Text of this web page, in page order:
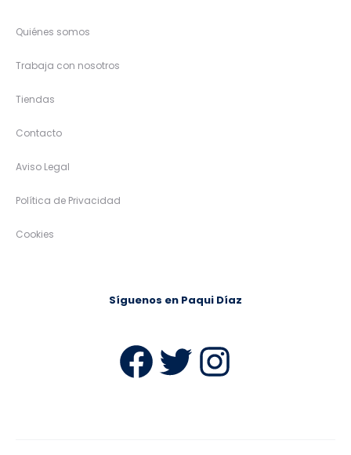
Quiénes somos
Trabaja con nosotros
Tiendas
Contacto
Aviso Legal
Política de Privacidad
Cookies
Síguenos en Paqui Díaz
Facebook
Twitter